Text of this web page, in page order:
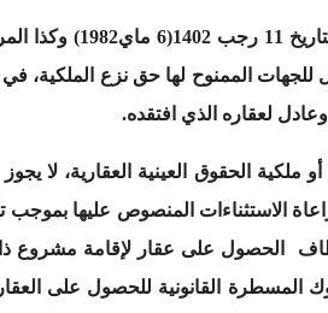
المخول للجهات الممنوح لها حق نزع
لعقاره الذي افتقده.
الحقوق العينية العقارية، لا
مراعاة الاستثناءات المنصوص عليها
الحصول على عقار لإقامة مشروع
القانونية للحصول على